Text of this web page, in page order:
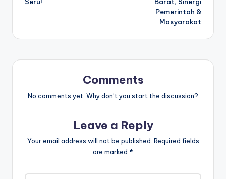
Pemerintah &
Masyarakat
Comments
No comments yet. Why don’t you start the discussion?
Leave a Reply
Your email address will not be published. Required fields
are marked *